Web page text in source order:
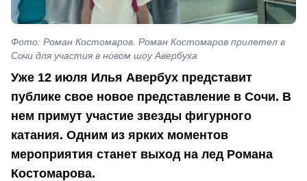
Фото: Роман Костомаров. Роман Костомаров прилетел в
Сочи для участия в новом шоу Авербуха
Уже 12 июля Илья Авербух представит
публике свое новое представление в Сочи. В
нем примут участие звезды фигурного
катания. Одним из ярких моментов
мероприятия станет выход на лед Романа
Костомарова.